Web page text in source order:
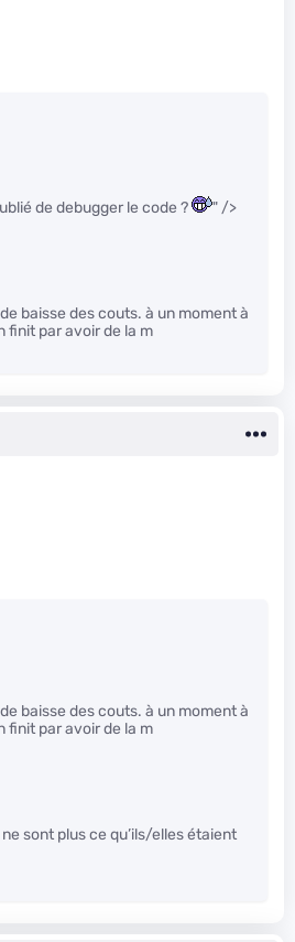
de debugger le code ? " />
baisse des couts. à un moment à
finit par avoir de la m
baisse des couts. à un moment à
finit par avoir de la m
sont plus ce qu’ils/elles étaient